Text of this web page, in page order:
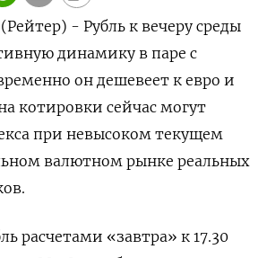
- Рубль к вечеру среды
динамику в паре с
он дешевеет к евро и
котировки сейчас могут
при невысоком текущем
валютном рынке реальных
расчетами «завтра» к 17.30